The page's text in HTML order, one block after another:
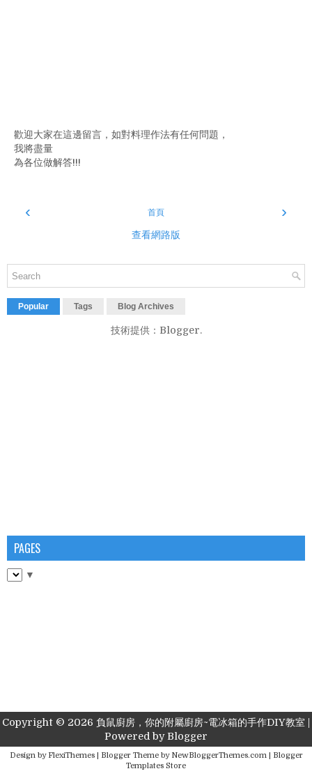
歡迎大家在這邊留言，如對料理作法有任何問題，
我將盡量
為各位做解答!!!
‹ ›
首頁
查看網路版
Popular Tags Blog Archives
技術提供： Blogger.
PAGES
▼
Copyright © 2026 負鼠廚房，你的附屬廚房~電冰箱的手作DIY教室
Powered byBlogger
Design by FlexiThemes| Blogger Theme by NewBloggerThemes.com|
Blogger
Templates Store